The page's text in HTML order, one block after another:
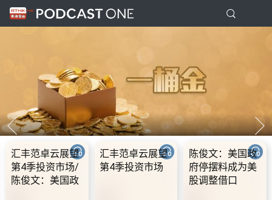
：美国政
料成为美
借口
10.2.1 内地国庆
假期连中秋节假
期 不少内地旅客
10.2.2 2028年底
前当局提供额外
3000支高速充电
前